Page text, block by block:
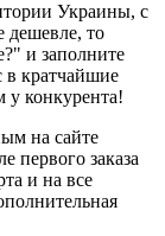
Украины, с
дешевле, то
и заполните
кратчайшие
у конкурента!
на сайте
первого заказа
и на все